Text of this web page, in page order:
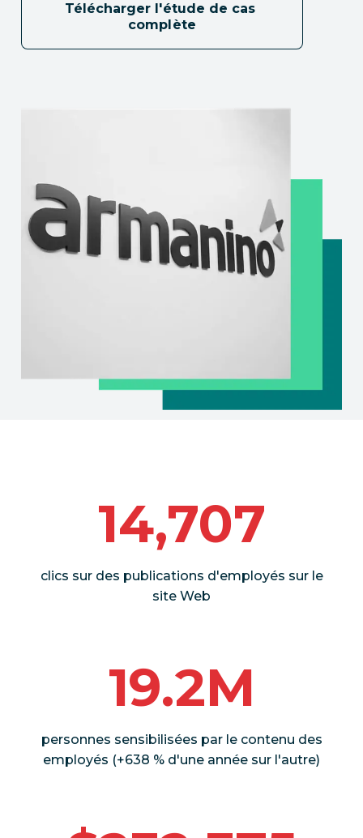
Télécharger l'étude de cas
complète
14,707
clics sur des publications d'employés sur le
site Web
19.2M
personnes sensibilisées par le contenu des
employés (+638 % d'une année sur l'autre)